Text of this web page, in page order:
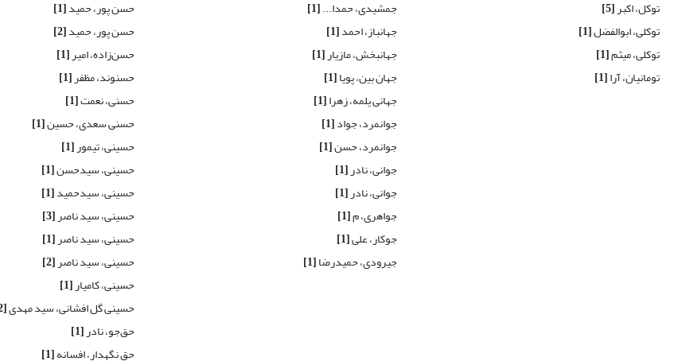
توکل، اکبر[5]
توکلی، ابوالفضل[1]
توکلی، میثم[1]
تومانیان، آرا[1]
جمشیدی، حمدا...[1]
جهانباز، احمد[1]
جهانبخش، مازیار[1]
جهان بین، پویا[1]
جهانی یلمه، زهرا[1]
جوانمرد، جواد[1]
جوانمرد، حسن[1]
جوانی، نادر[1]
جوانی، نادر[1]
جواهری، م[1]
جوکار، علی[1]
جیرودی، حمیدرضا[1]
حسن پور، حمید[1]
حسن پور، حمید[2]
حسن‌زاده، امیر[1]
حسنوند، مظفر[1]
حسنی، نعمت[1]
حسنی سعدی، حسین[1]
حسینی، تیمور[1]
حسینی، سیدحسن[1]
حسینی، سیدحمید[1]
حسینی، سید ناصر[3]
حسینی، سید ناصر[1]
حسینی، سید ناصر[2]
حسینی، کامیار[1]
حسینی گل افشانی، سید مهدی[2]
حق‌جو، نادر[1]
حق نگهدار، افسانه[1]